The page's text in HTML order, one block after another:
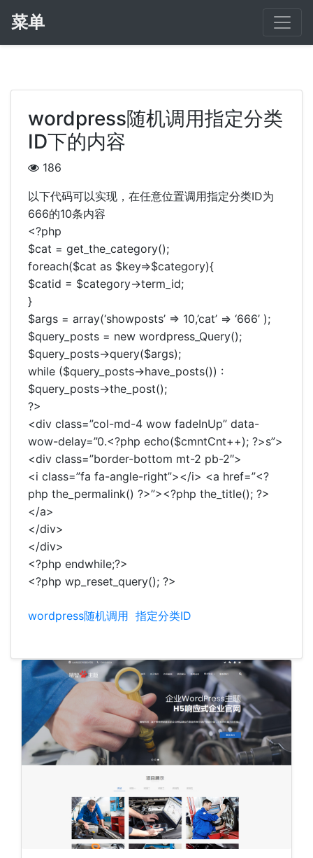
菜单
wordpress随机调用指定分类
ID下的内容
186
以下代码可以实现，在任意位置调用指定分类ID为
666的10条内容
<?php
$cat = get_the_category();
foreach($cat as $key=>$category){
$catid = $category->term_id;
}
$args = array(‘showposts’ => 10,’cat’ => ‘666’ );
$query_posts = new wordpress_Query();
$query_posts->query($args);
while ($query_posts->have_posts()) :
$query_posts->the_post();
?>
<div class=”col-md-4 wow fadeInUp” data-
wow-delay=”0.<?php echo($cmntCnt++); ?>s”>
<div class=”border-bottom mt-2 pb-2″>
<i class=”fa fa-angle-right”></i> <a href=”<?
php the_permalink() ?>”><?php the_title(); ?>
</a>
</div>
</div>
<?php endwhile;?>
<?php wp_reset_query(); ?>
wordpress随机调用 指定分类ID